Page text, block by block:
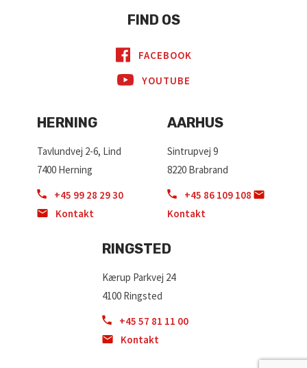
FIND OS
FACEBOOK
YOUTUBE
HERNING
Tavlundvej 2-6, Lind
7400 Herning
+45 99 28 29 30
Kontakt
AARHUS
Sintrupvej 9
8220 Brabrand
+45 86 109 108
Kontakt
RINGSTED
Kærup Parkvej 24
4100 Ringsted
+45 57 81 11 00
Kontakt